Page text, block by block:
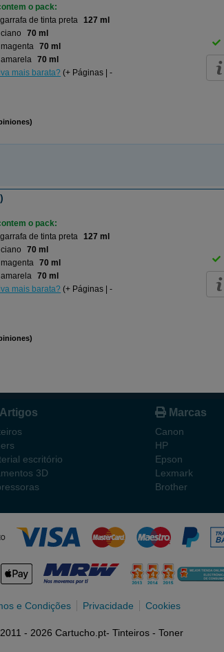
o pack:
de tinta preta 127 ml
70 ml
70 ml
70 ml
mais barata? (+ Páginas | -
o pack:
de tinta preta 127 ml
70 ml
70 ml
70 ml
mais barata? (+ Páginas | -
Artigos
escritório
3D
Marcas
Canon
HP
Epson
Lexmark
Brother
e Condições Privacidade Cookies
- 2026 Cartucho.pt- Tinteiros - Toner